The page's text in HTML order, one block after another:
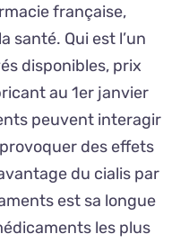
française,
santé. Qui est l’un
disponibles, prix
au 1er janvier
peuvent interagir
des effets
du cialis par
est sa longue
les plus